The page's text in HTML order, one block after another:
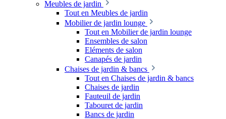
Meubles de jardin
Tout en Meubles de jardin
Mobilier de jardin lounge
Tout en Mobilier de jardin lounge
Ensembles de salon
Eléments de salon
Canapés de jardin
Chaises de jardin & bancs
Tout en Chaises de jardin & bancs
Chaises de jardin
Fauteuil de jardin
Tabouret de jardin
Bancs de jardin